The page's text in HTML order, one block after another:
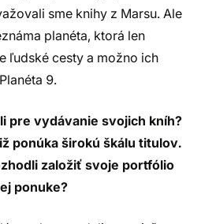
sme knihy z Marsu. Ale
planéta, ktorá len
ľudské cesty a možno ich
9.
pre vydávanie svojich kníh?
ponúka širokú škálu titulov.
založiť svoje portfólio
ponuke?